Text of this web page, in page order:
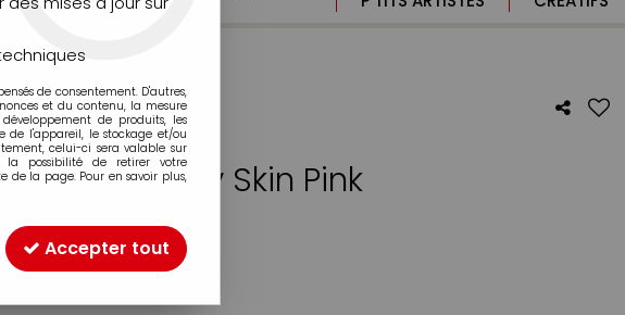
E21 Baby Skin Pink
E21 Baby Skin Pink
à donner votre avis !
TTC
de consentement. D'autres,
et du contenu, la mesure
de produits, les
de l'appareil, le stockage et/ou
celui-ci sera valable sur
la possibilité de retirer votre
la page. Pour en savoir plus,
Accepter tout